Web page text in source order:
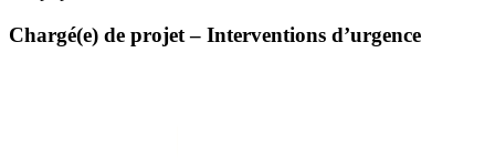
Chargé(e) de projet – Interventions d’urgence